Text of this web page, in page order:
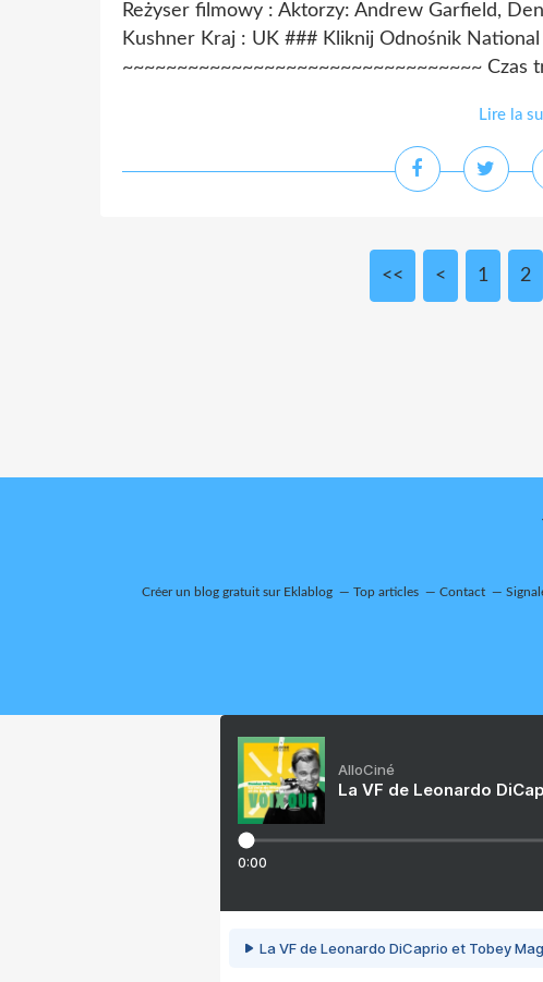
Reżyser filmowy : Aktorzy: Andrew Garfield,
Kushner Kraj : UK ### Kliknij Odnośnik
~~~~~~~~~~~~~~~~~~~~~~~~~~~~~~~~~
Lire la
<< < 1 2
Créer un blog gratuit sur Eklablog Top articles Contact
AlloCiné
La VF de Leonardo
0:00
La VF de Leonardo DiCaprio et Tobey